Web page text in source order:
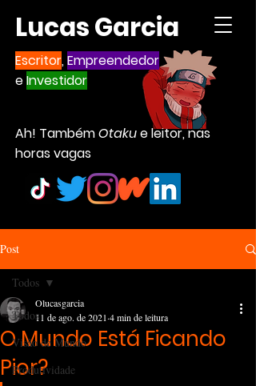
Lucas Garcia
Escritor,Empreendedor
eInvestidor
Ah! TambémOtakue leitor, nas
horas vagas
Post
Todos
Visão de Mundo
Produtividade
Todos
O Mundo Está Ficando
Pior?
Olucasgarcia
11 de ago. de 2021 4 min de leitura